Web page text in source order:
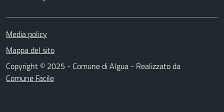
Media policy
Mappa del sito
Copyright © 2025 - Comune di Algua - Realizzato da
Comune Facile